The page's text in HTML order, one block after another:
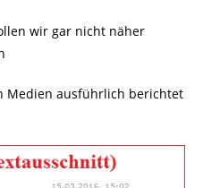
wir gar nicht näher
Medien ausführlich berichtet